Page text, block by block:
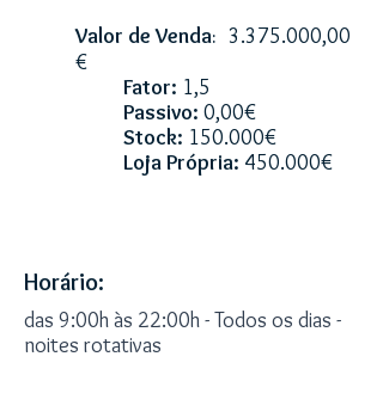
Valor de Venda: 3.375.000,00
€
Fator: 1,5
Passivo: 0,00€
Stock: 150.000€
Loja Própria: 450.000€
Horário:
das 9:00h às 22:00h - Todos os dias -
noites rotativas